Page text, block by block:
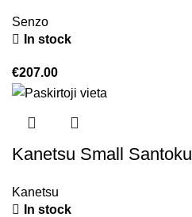
Senzo
In stock
€207.00
Kanetsu Small Santoku
Kanetsu
In stock